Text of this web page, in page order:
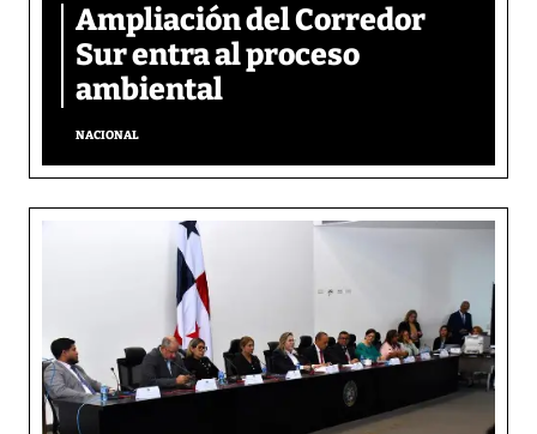
Ampliación del Corredor
Sur entra al proceso
ambiental
NACIONAL